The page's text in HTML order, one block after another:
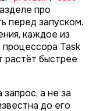
про
перед запуском.
каждое из
процессора Task
растёт быстрее
а не за
до его